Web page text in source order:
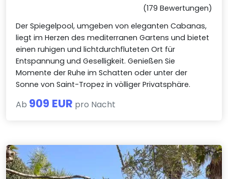
(179 Bewertungen)
Der Spiegelpool, umgeben von eleganten Cabanas,
liegt im Herzen des mediterranen Gartens und bietet
einen ruhigen und lichtdurchfluteten Ort für
Entspannung und Geselligkeit. Genießen Sie
Momente der Ruhe im Schatten oder unter der
Sonne von Saint-Tropez in völliger Privatsphäre.
Ab 909 EUR pro Nacht